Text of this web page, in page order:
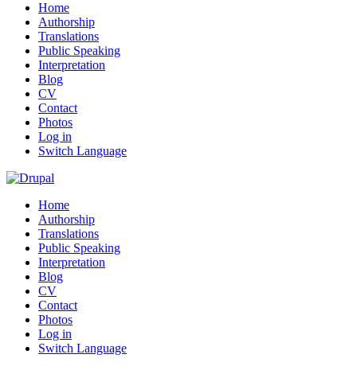
Home
Authorship
Translations
Public Speaking
Interpretation
Blog
CV
Contact
Photos
Log in
Switch Language
Home
Authorship
Translations
Public Speaking
Interpretation
Blog
CV
Contact
Photos
Log in
Switch Language